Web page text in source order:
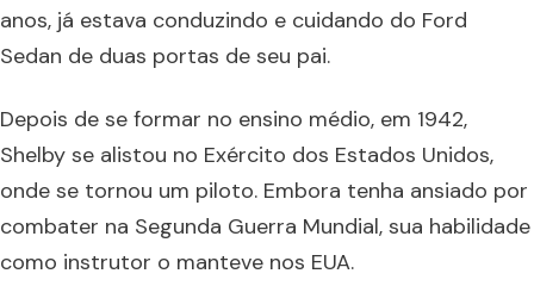
anos, já estava conduzindo e cuidando do Ford
Sedan de duas portas de seu pai.
Depois de se formar no ensino médio, em 1942,
Shelby se alistou no Exército dos Estados Unidos,
onde se tornou um piloto. Embora tenha ansiado por
combater na Segunda Guerra Mundial, sua habilidade
como instrutor o manteve nos EUA.